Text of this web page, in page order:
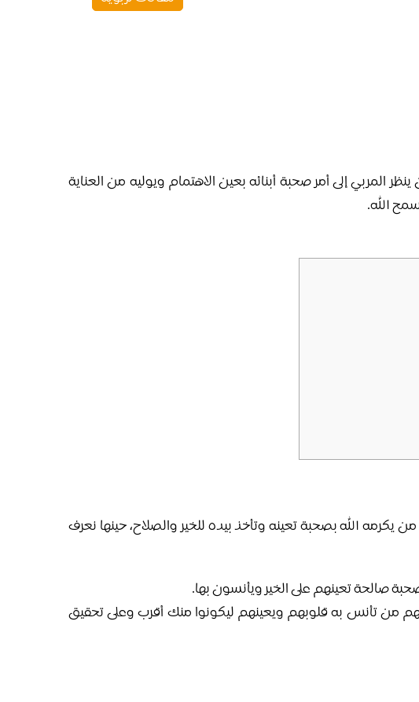
المربي إلى أمر صحبة أبنائه بعين الاهتمام ويوليه من العناية
الله.
يكرمه الله بصحبة تعينه وتأخذ بيده للخير والصلاح، حينها نعرف
صالحة تعينهم على الخير ويأنسون بها.
من تأنس به قلوبهم ويعينهم ليكونوا منك أقرب وعلى تحقيق